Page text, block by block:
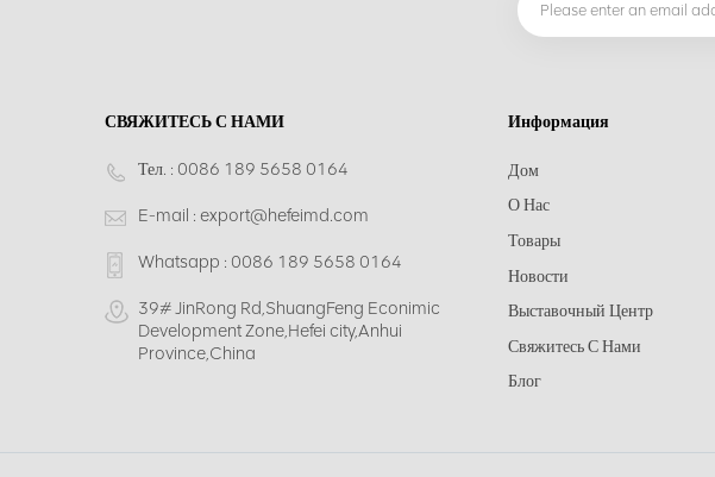
СВЯЖИТЕСЬ С НАМИ
Тел. : 0086 189 5658 0164
E-mail : export@hefeimd.com
Whatsapp : 0086 189 5658 0164
39# JinRong Rd,ShuangFeng Econimic
Development Zone,Hefei city,Anhui
Province,China
Информация
Дом
О Нас
Товары
Новости
Выставочный Центр
Свяжитесь С Нами
Блог